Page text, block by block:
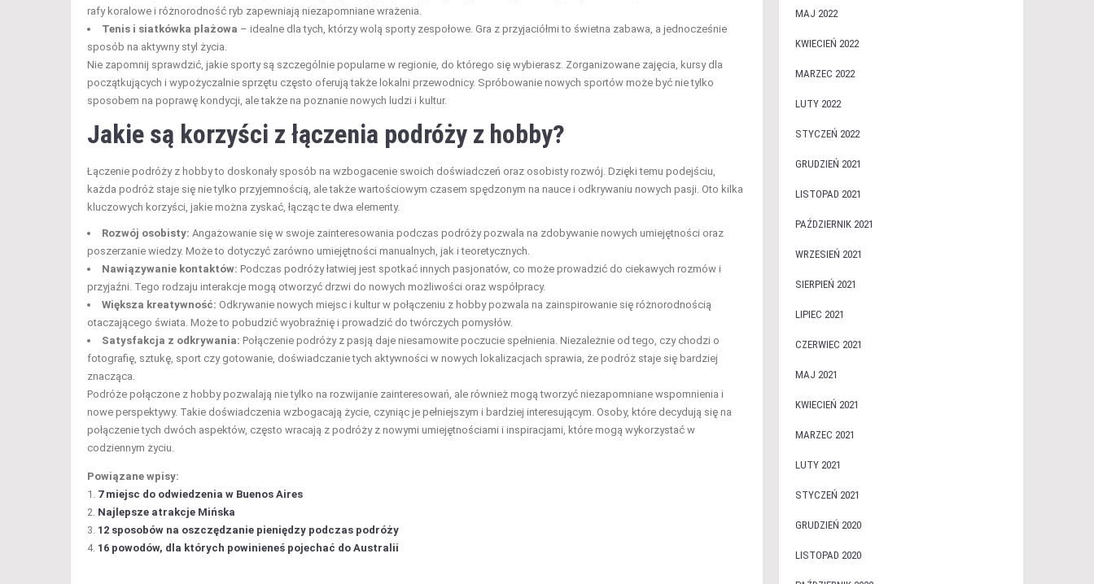
rafy koralowe i różnorodność ryb zapewniają niezapomniane wrażenia.
Tenis i siatkówka plażowa – idealne dla tych, którzy wolą sporty zespołowe. Gra z przyjaciółmi to świetna zabawa, a jednocześnie
sposób na aktywny styl życia.
Nie zapomnij sprawdzić, jakie sporty są szczególnie popularne w regionie, do którego się wybierasz. Zorganizowane zajęcia, kursy dla
początkujących i wypożyczalnie sprzętu często oferują także lokalni przewodnicy. Spróbowanie nowych sportów może być nie tylko
sposobem na poprawę kondycji, ale także na poznanie nowych ludzi i kultur.
Jakie są korzyści z łączenia podróży z hobby?
Łączenie podróży z hobby to doskonały sposób na wzbogacenie swoich doświadczeń oraz osobisty rozwój. Dzięki temu podejściu,
każda podróż staje się nie tylko przyjemnością, ale także wartościowym czasem spędzonym na nauce i odkrywaniu nowych pasji. Oto kilka
kluczowych korzyści, jakie można zyskać, łącząc te dwa elementy.
Rozwój osobisty: Angażowanie się w swoje zainteresowania podczas podróży pozwala na zdobywanie nowych umiejętności oraz
poszerzanie wiedzy. Może to dotyczyć zarówno umiejętności manualnych, jak i teoretycznych.
Nawiązywanie kontaktów: Podczas podróży łatwiej jest spotkać innych pasjonatów, co może prowadzić do ciekawych rozmów i
przyjaźni. Tego rodzaju interakcje mogą otworzyć drzwi do nowych możliwości oraz współpracy.
Większa kreatywność: Odkrywanie nowych miejsc i kultur w połączeniu z hobby pozwala na zainspirowanie się różnorodnością
otaczającego świata. Może to pobudzić wyobraźnię i prowadzić do twórczych pomysłów.
Satysfakcja z odkrywania: Połączenie podróży z pasją daje niesamowite poczucie spełnienia. Niezależnie od tego, czy chodzi o
fotografię, sztukę, sport czy gotowanie, doświadczanie tych aktywności w nowych lokalizacjach sprawia, że podróż staje się bardziej
znacząca.
Podróże połączone z hobby pozwalają nie tylko na rozwijanie zainteresowań, ale również mogą tworzyć niezapomniane wspomnienia i
nowe perspektywy. Takie doświadczenia wzbogacają życie, czyniąc je pełniejszym i bardziej interesującym. Osoby, które decydują się na
połączenie tych dwóch aspektów, często wracają z podróży z nowymi umiejętnościami i inspiracjami, które mogą wykorzystać w
codziennym życiu.
Powiązane wpisy:
7 miejsc do odwiedzenia w Buenos Aires
Najlepsze atrakcje Mińska
12 sposobów na oszczędzanie pieniędzy podczas podróży
16 powodów, dla których powinieneś pojechać do Australii
MAJ 2022
KWIECIEŃ 2022
MARZEC 2022
LUTY 2022
STYCZEŃ 2022
GRUDZIEŃ 2021
LISTOPAD 2021
PAŹDZIERNIK 2021
WRZESIEŃ 2021
SIERPIEŃ 2021
LIPIEC 2021
CZERWIEC 2021
MAJ 2021
KWIECIEŃ 2021
MARZEC 2021
LUTY 2021
STYCZEŃ 2021
GRUDZIEŃ 2020
LISTOPAD 2020